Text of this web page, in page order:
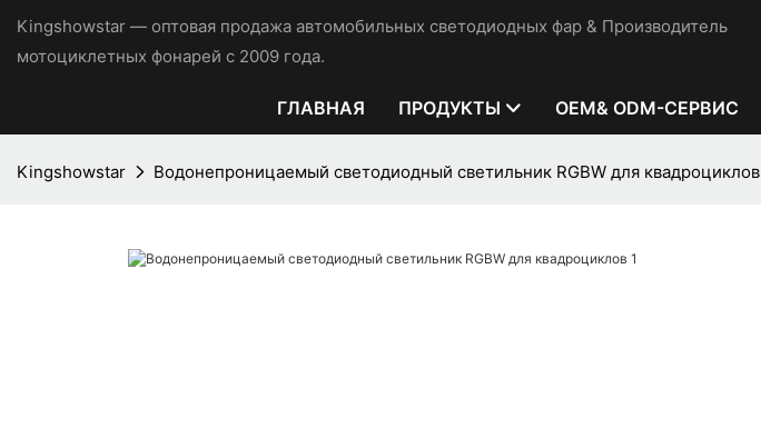
Kingshowstar — оптовая продажа автомобильных светодиодных фар & Производитель
мотоциклетных фонарей с 2009 года.
ГЛАВНАЯ ПРОДУКТЫ OEM& ODM-СЕРВИС
Kingshowstar Водонепроницаемый светодиодный светильник RGBW для квадроциклов